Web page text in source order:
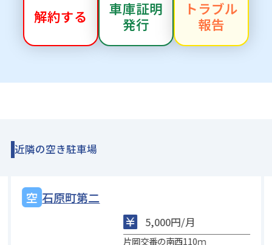
解約する
車庫証明
発行
トラブル
報告
近隣の空き駐車場